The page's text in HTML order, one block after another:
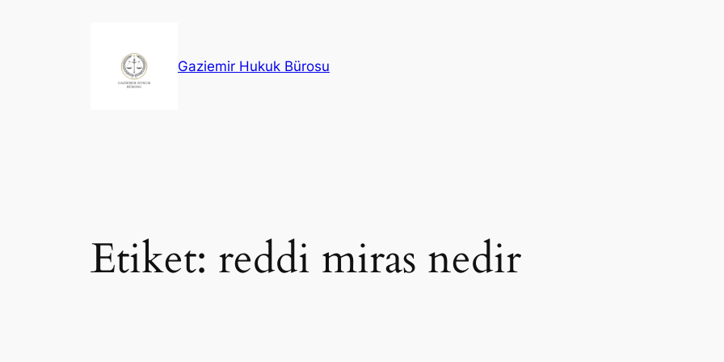
Gaziemir Hukuk Bürosu
Etiket: reddi miras nedir